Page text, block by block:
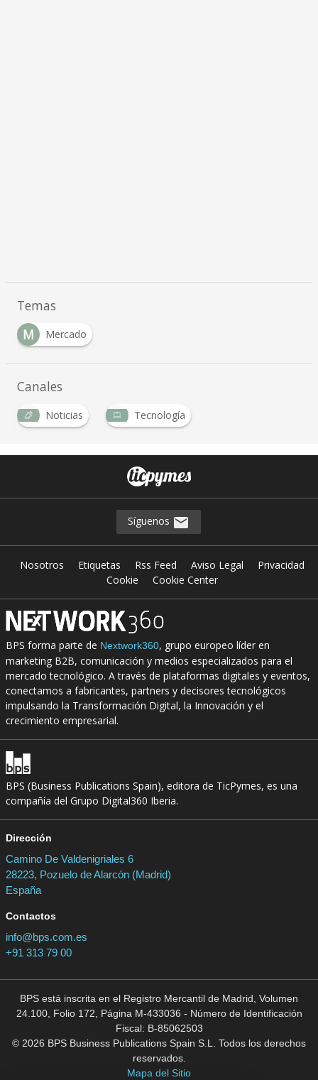
Temas
M
Mercado
Canales
Noticias
Tecnología
Síguenos
Nosotros Etiquetas Rss Feed Aviso Legal
Privacidad
Cookie
Cookie Center
BPS forma parte de Nextwork360, grupo europeo líder en
marketing B2B, comunicación y medios especializados para el
mercado tecnológico. A través de plataformas digitales y eventos,
conectamos a fabricantes, partners y decisores tecnológicos
impulsando la Transformación Digital, la Innovación y el
crecimiento empresarial.
BPS (Business Publications Spain), editora de TicPymes, es una
compañía del Grupo Digital360 Iberia.
Dirección
Camino De Valdenigriales 6
28223, Pozuelo de Alarcón (Madrid)
España
Contactos
info@bps.com.es
+91 313 79 00
BPS está inscrita en el Registro Mercantil de Madrid, Volumen
24.100, Folio 172, Página M-433036 - Número de Identificación
Fiscal: B-85062503
© 2026 BPS Business Publications Spain S.L. Todos los derechos
reservados.
Mapa del Sitio